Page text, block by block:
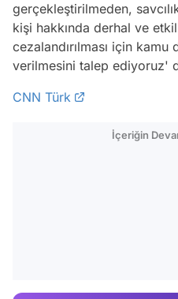
gerçekleştirilmeden,
kişi hakkında derhal ve
cezalandırılması için kamu
verilmesini talep ediyoruz'
CNN Türk
İçeriğin